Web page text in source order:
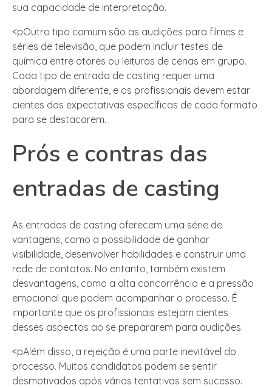
sua capacidade de interpretação.
<pOutro tipo comum são as audições para filmes e
séries de televisão, que podem incluir testes de
química entre atores ou leituras de cenas em grupo.
Cada tipo de entrada de casting requer uma
abordagem diferente, e os profissionais devem estar
cientes das expectativas específicas de cada formato
para se destacarem.
Prós e contras das
entradas de casting
As entradas de casting oferecem uma série de
vantagens, como a possibilidade de ganhar
visibilidade, desenvolver habilidades e construir uma
rede de contatos. No entanto, também existem
desvantagens, como a alta concorrência e a pressão
emocional que podem acompanhar o processo. É
importante que os profissionais estejam cientes
desses aspectos ao se prepararem para audições.
<pAlém disso, a rejeição é uma parte inevitável do
processo. Muitos candidatos podem se sentir
desmotivados após várias tentativas sem sucesso.